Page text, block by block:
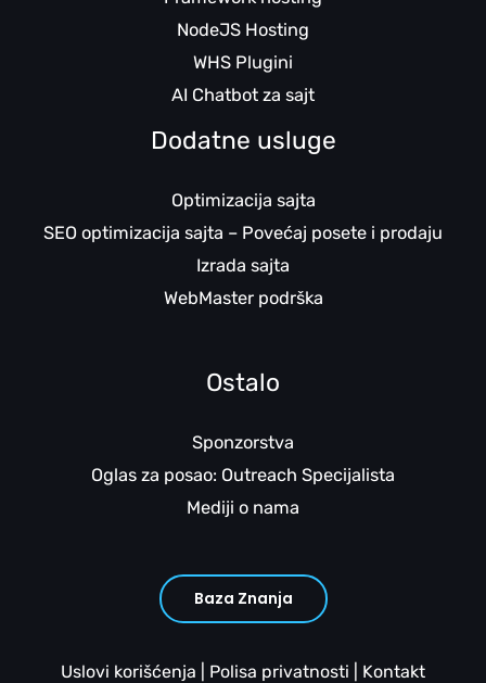
NodeJS Hosting
WHS Plugini
AI Chatbot za sajt
Dodatne usluge
Optimizacija sajta
SEO optimizacija sajta – Povećaj posete i prodaju
Izrada sajta
WebMaster podrška
Ostalo
Sponzorstva
Oglas za posao: Outreach Specijalista
Mediji o nama
Baza Znanja
Uslovi korišćenja Polisa privatnosti Kontakt